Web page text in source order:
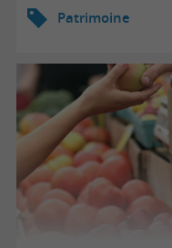
Patrimoine